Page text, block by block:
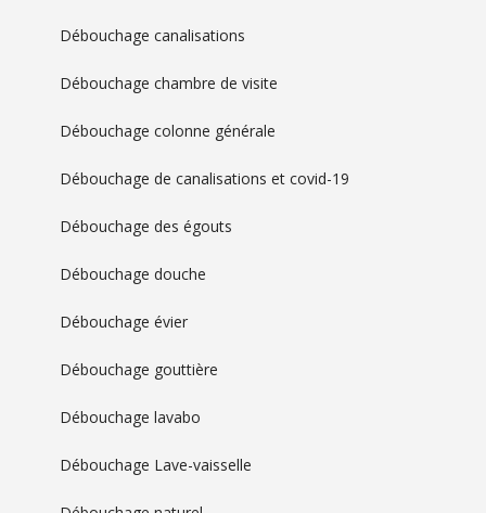
Débouchage canalisations
Débouchage chambre de visite
Débouchage colonne générale
Débouchage de canalisations et covid-19
Débouchage des égouts
Débouchage douche
Débouchage évier
Débouchage gouttière
Débouchage lavabo
Débouchage Lave-vaisselle